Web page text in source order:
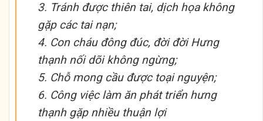
3. Tránh được thiên tai, dịch họa không
gặp các tai nạn;
4. Con cháu đông đúc, đời đời Hưng
thạnh nối dõi không ngừng;
5. Chỗ mong cầu được toại nguyện;
6. Công việc làm ăn phát triển hưng
thạnh gặp nhiều thuận lợi